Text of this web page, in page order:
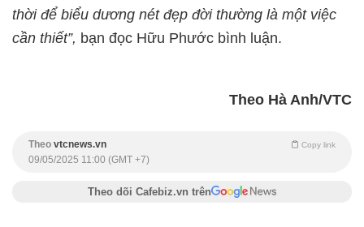
thời để biểu dương nét đẹp đời thường là một việc
cần thiết”, bạn đọc Hữu Phước bình luận.
Theo Hà Anh/VTC
Theo vtcnews.vn Copy link
09/05/2025 11:00 (GMT +7)
Theo dõi Cafebiz.vn trên